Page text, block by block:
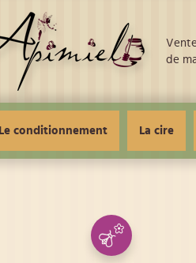
de
Le conditionnement La cire